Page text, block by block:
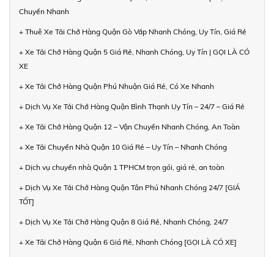
Chuyển Nhanh
+ Thuê Xe Tải Chở Hàng Quận Gò Vấp Nhanh Chóng, Uy Tín, Giá Rẻ
+ Xe Tải Chở Hàng Quận 5 Giá Rẻ, Nhanh Chóng, Uy Tín | GỌI LÀ CÓ
XE
+ Xe Tải Chở Hàng Quận Phú Nhuận Giá Rẻ, Có Xe Nhanh
+ Dịch Vụ Xe Tải Chở Hàng Quận Bình Thạnh Uy Tín – 24/7 – Giá Rẻ
+ Xe Tải Chở Hàng Quận 12 – Vận Chuyển Nhanh Chóng, An Toàn
+ Xe Tải Chuyển Nhà Quận 10 Giá Rẻ – Uy Tín – Nhanh Chóng
+ Dịch vụ chuyển nhà Quận 1 TPHCM trọn gói, giá rẻ, an toàn
+ Dịch Vụ Xe Tải Chở Hàng Quận Tân Phú Nhanh Chóng 24/7 [GIÁ
TỐT]
+ Dịch Vụ Xe Tải Chở Hàng Quận 8 Giá Rẻ, Nhanh Chóng, 24/7
+ Xe Tải Chở Hàng Quận 6 Giá Rẻ, Nhanh Chóng [GỌI LÀ CÓ XE]